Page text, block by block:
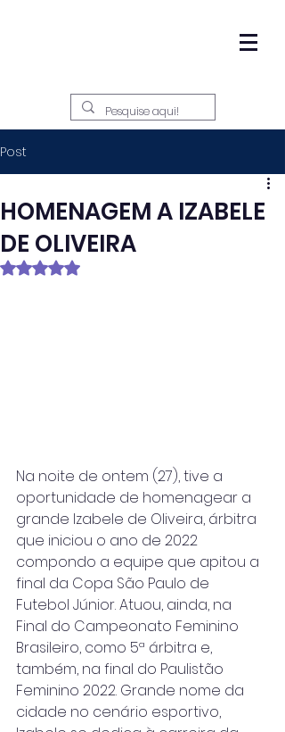
Post
HOMENAGEM A IZABELE
DE OLIVEIRA
Avaliado com NaN de 5 estrelas.
Na noite de ontem (27), tive a
oportunidade de homenagear a
grande Izabele de Oliveira, árbitra
que iniciou o ano de 2022
compondo a equipe que apitou a
final da Copa São Paulo de
Futebol Júnior. Atuou, ainda, na
Final do Campeonato Feminino
Brasileiro, como 5ª árbitra e,
também, na final do Paulistão
Feminino 2022. Grande nome da
cidade no cenário esportivo,